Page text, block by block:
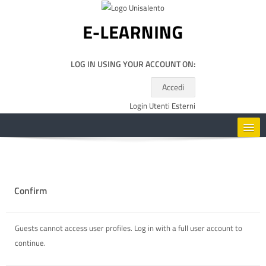
LOG IN USING YOUR ACCOUNT ON:
Accedi
Login Utenti Esterni
ENGLISH ‎(EN)‎
Confirm
Guests cannot access user profiles. Log in with a full user account to
continue.